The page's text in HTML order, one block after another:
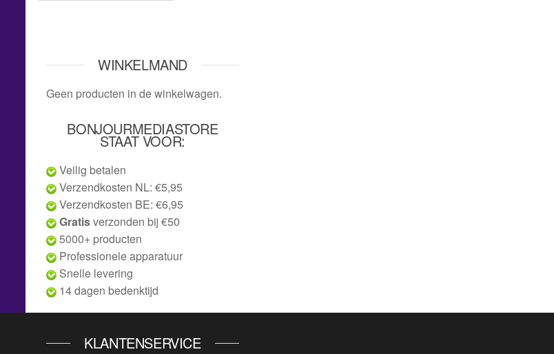
WINKELMAND
Geen producten in de winkelwagen.
BONJOURMEDIASTORE
STAAT VOOR:
Veilig betalen
Verzendkosten NL: €5,95
Verzendkosten BE: €6,95
Gratisverzonden bij €50
5000+ producten
Professionele apparatuur
Snelle levering
14 dagen bedenktijd
KLANTENSERVICE